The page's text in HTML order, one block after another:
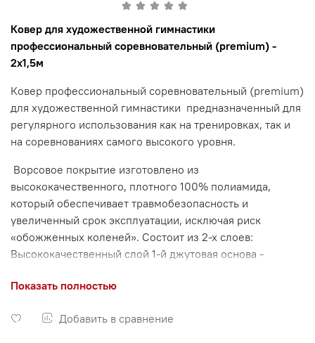
Добавить в сравнение
Ковер для художественной гимнастики
профессиональный соревновательный (premium) -
2х1,5м
Ковер профессиональный соревновательный (premium)
для художественной гимнастики предназначенный для
регулярного использования как на тренировках, так и
на соревнованиях самого высокого уровня.
Ворсовое покрытие изготовлено из
высококачественного, плотного 100% полиамида,
который обеспечивает травмобезопасность и
увеличенный срок эксплуатации, исключая риск
«обожженных коленей». Состоит из 2-х слоев:
Высококачественный слой 1-й джутовая основа -
иглопробивного войлока - обеспечивает
Показать полностью